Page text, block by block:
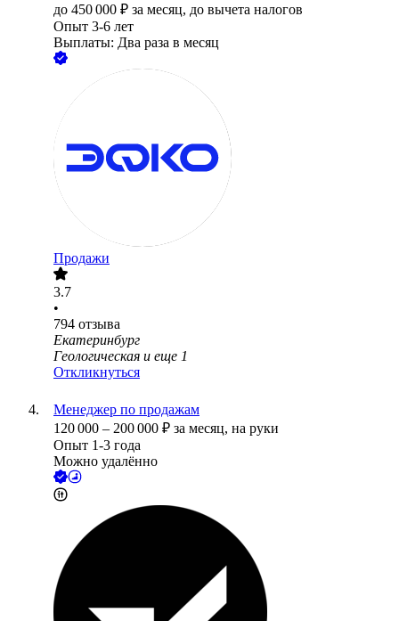
до 450 000 ₽ за месяц, до вычета налогов
Опыт 3-6 лет
Выплаты: Два раза в месяц
Продажи
3.7
•
794 отзыва
Екатеринбург
Геологическая и еще 1
Откликнуться
Менеджер по продажам
120 000 – 200 000 ₽ за месяц, на руки
Опыт 1-3 года
Можно удалённо